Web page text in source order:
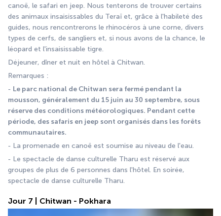
canoë, le safari en jeep. Nous tenterons de trouver certains
des animaux insaisissables du Teraï et, grâce à l'habileté des
guides, nous rencontrerons le rhinocéros à une corne, divers
types de cerfs, de sangliers et, si nous avons de la chance, le
léopard et l'insaisissable tigre.
Déjeuner, dîner et nuit en hôtel à Chitwan.
Remarques :
- Le parc national de Chitwan sera fermé pendant la
mousson, généralement du 15 juin au 30 septembre, sous
réserve des conditions météorologiques. Pendant cette
période, des safaris en jeep sont organisés dans les forêts
communautaires.
- La promenade en canoë est soumise au niveau de l'eau.
- Le spectacle de danse culturelle Tharu est réservé aux
groupes de plus de 6 personnes dans l'hôtel. En soirée,
spectacle de danse culturelle Tharu.
Jour 7 | Chitwan - Pokhara